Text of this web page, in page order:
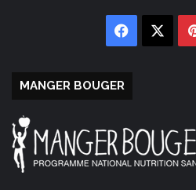
Facebook
MANGER BOUGER